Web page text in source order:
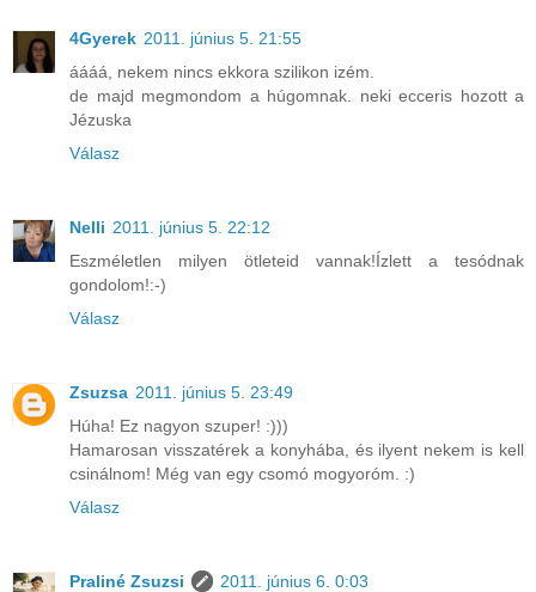
4Gyerek 2011. június 5. 21:55
áááá, nekem nincs ekkora szilikon izém.
de majd megmondom a húgomnak. neki ecceris hozott a
Jézuska
Válasz
Nelli 2011. június 5. 22:12
Eszméletlen milyen ötleteid vannak!Ízlett a tesódnak
gondolom!:-)
Válasz
Zsuzsa 2011. június 5. 23:49
Húha! Ez nagyon szuper! :)))
Hamarosan visszatérek a konyhába, és ilyent nekem is kell
csinálnom! Még van egy csomó mogyoróm. :)
Válasz
Praliné Zsuzsi
2011. június 6. 0:03